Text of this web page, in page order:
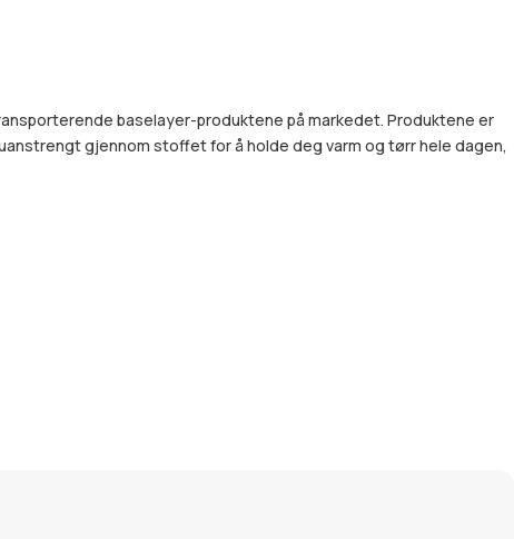
baselayer-produktene på markedet. Produktene er
gjennom stoffet for å holde deg varm og tørr hele dagen,